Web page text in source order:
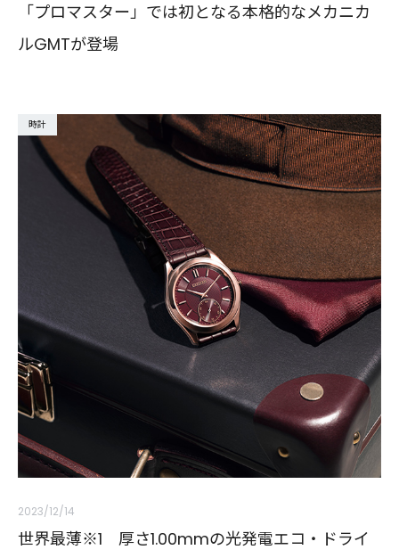
「プロマスター」では初となる本格的なメカニカ
ルGMTが登場
時計
2023/12/14
世界最薄※1 厚さ1.00mmの光発電エコ・ドライ